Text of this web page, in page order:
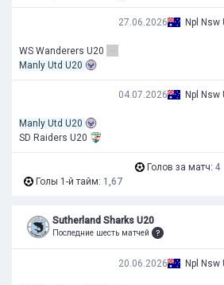
27.06.2026 Npl Nsw
WS Wanderers U20
Manly Utd U20
04.07.2026 Npl Nsw
Manly Utd U20
SD Raiders U20
Голов за матч: 4
Голы 1-й тайм: 1,67
Sutherland Sharks U20
Последние шесть матчей
20.06.2026 Npl Nsw